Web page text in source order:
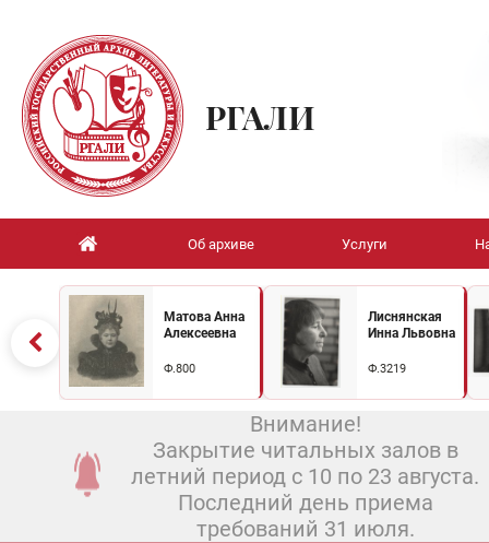
РГАЛИ
Об архиве Услуги
Матова Анна
Алексеевна
Ф.800
Лиснянская
Инна Львовна
Ф.3219
Внимание!
Закрытие читальных залов в
летний период с 10 по 23 августа.
Последний день приема
требований 31 июля.